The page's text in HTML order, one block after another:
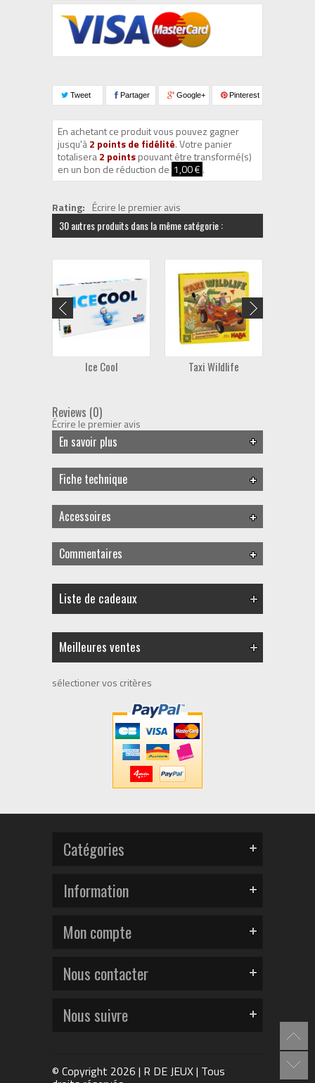
Tweet Partager Google+ Pinterest
En achetant ce produit vous pouvez gagner
jusqu'à2 points de fidélité. Votre panier
totalisera2 pointspouvant être transformé(s)
en un bon de réduction de 1,00 € .
Rating: Écrire le premier avis
30 autres produits dans la même catégorie :
Ice Cool Taxi Wildlife
Reviews (0)
Écrire le premier avis
En savoir plus
Fiche technique
Accessoires
Commentaires
Liste de cadeaux
Meilleures ventes
sélectioner vos critères
Catégories
Information
Mon compte
Nous contacter
Nous suivre
© Copyright 2026 | R DE JEUX | Tous